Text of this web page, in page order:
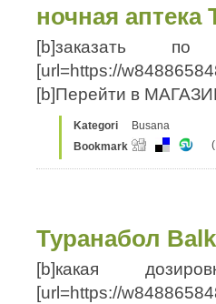
ночная
[b]заказать
[url=https://
[b]Перейти в
Kategori
Busana
Bookmark
(
Туранабол
[b]какая
[url=https://